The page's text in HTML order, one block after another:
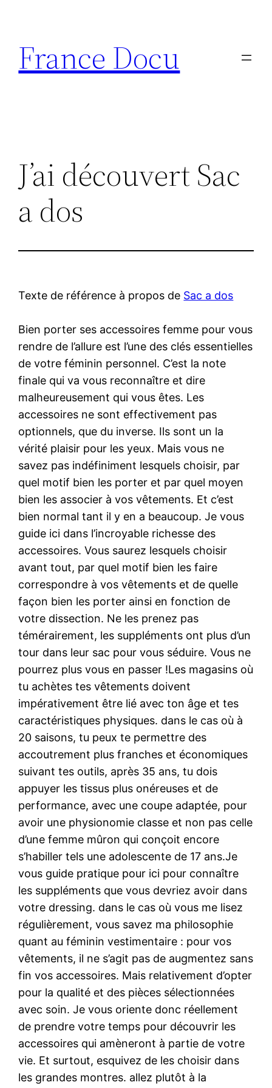
contenu
France Docu
J’ai découvert Sac
a dos
Texte de référence à propos de Sac a dos
Bien porter ses accessoires femme pour vous
rendre de l’allure est l’une des clés essentielles
de votre féminin personnel. C’est la note
finale qui va vous reconnaître et dire
malheureusement qui vous êtes. Les
accessoires ne sont effectivement pas
optionnels, que du inverse. Ils sont un la
vérité plaisir pour les yeux. Mais vous ne
savez pas indéfiniment lesquels choisir, par
quel motif bien les porter et par quel moyen
bien les associer à vos vêtements. Et c’est
bien normal tant il y en a beaucoup. Je vous
guide ici dans l’incroyable richesse des
accessoires. Vous saurez lesquels choisir
avant tout, par quel motif bien les faire
correspondre à vos vêtements et de quelle
façon bien les porter ainsi en fonction de
votre dissection. Ne les prenez pas
témérairement, les suppléments ont plus d’un
tour dans leur sac pour vous séduire. Vous ne
pourrez plus vous en passer !Les magasins où
tu achètes tes vêtements doivent
impérativement être lié avec ton âge et tes
caractéristiques physiques. dans le cas où à
20 saisons, tu peux te permettre des
accoutrement plus franches et économiques
suivant tes outils, après 35 ans, tu dois
appuyer les tissus plus onéreuses et de
performance, avec une coupe adaptée, pour
avoir une physionomie classe et non pas celle
d’une femme mûron qui conçoit encore
s’habiller tels une adolescente de 17 ans.Je
vous guide pratique pour ici pour connaître
les suppléments que vous devriez avoir dans
votre dressing. dans le cas où vous me lisez
régulièrement, vous savez ma philosophie
quant au féminin vestimentaire : pour vos
vêtements, il ne s’agit pas de augmentez sans
fin vos accessoires. Mais relativement d’opter
pour la qualité et des pièces sélectionnées
avec soin. Je vous oriente donc réellement
de prendre votre temps pour découvrir les
accessoires qui amèneront à partie de votre
vie. Et surtout, esquivez de les choisir dans
les grandes montres. allez plutôt à la